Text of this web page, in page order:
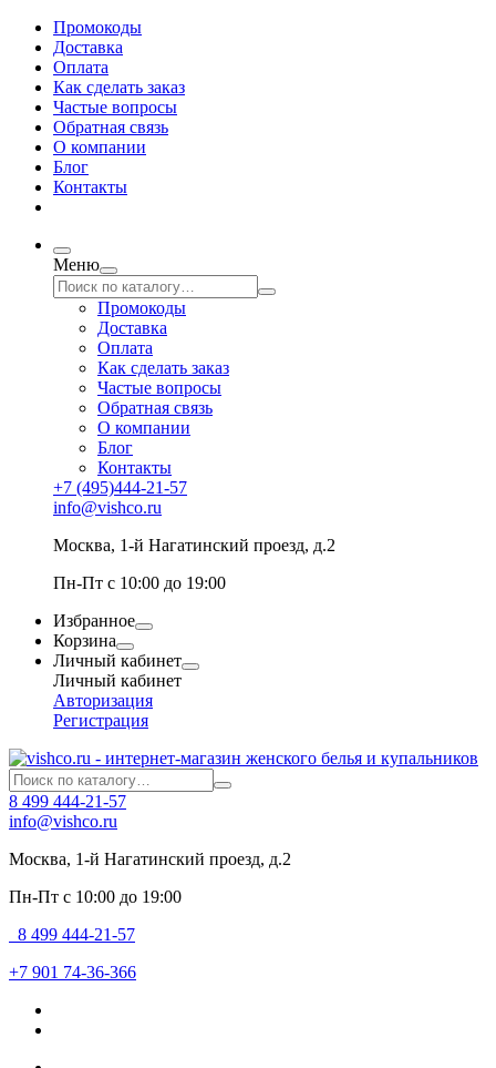
Промокоды
Доставка
Оплата
Как сделать заказ
Частые вопросы
Обратная связь
О компании
Блог
Контакты
Меню
Промокоды
Доставка
Оплата
Как сделать заказ
Частые вопросы
Обратная связь
О компании
Блог
Контакты
+7 (495)444-21-57
info@vishco.ru
Москва, 1-й Нагатинский проезд, д.2
Пн-Пт с 10:00 до 19:00
Избранное
Корзина
Личный кабинет
Личный кабинет
Авторизация
Регистрация
8 499 444-21-57
info@vishco.ru
Москва, 1-й Нагатинский проезд, д.2
Пн-Пт с 10:00 до 19:00
8 499 444-21-57
+7 901 74-36-366